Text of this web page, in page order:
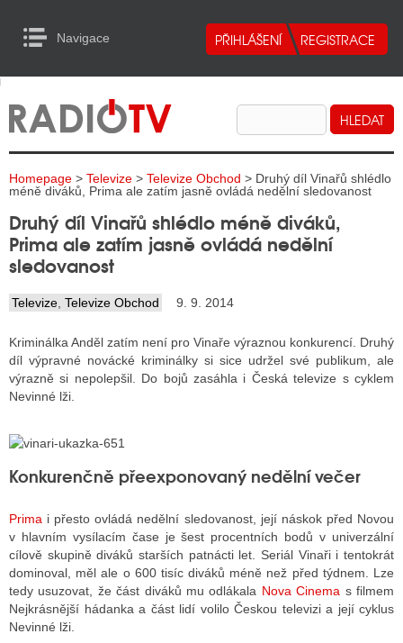
Navigace
RADIA
TELEVIZE
INTERNET
TISK
RÁDIÍ
VYSÍLAČE
VYSÍLAČE
INTERNET
RÁDIA
to Content
Homepage > Televize > Televize Obchod > Druhý díl Vinařů shlédlo
méně diváků, Prima ale zatím jasně ovládá nedělní sledovanost
Druhý díl Vinařů shlédlo méně diváků,
Prima ale zatím jasně ovládá nedělní
sledovanost
Televize Televize Obchod 9. 9. 2014
Kriminálka Anděl zatím není pro Vinaře výraznou konkurencí. Druhý
díl výpravné novácké kriminálky si sice udržel své publikum, ale
výrazně si nepolepšil. Do bojů zasáhla i Česká televize s cyklem
Nevinné lži.
Konkurenčně přeexponovaný nedělní večer
Prima i přesto ovládá nedělní sledovanost, její náskok před Novou
v hlavním vysílacím čase je šest procentních bodů v univerzální
cílově skupině diváků starších patnácti let. Seriál Vinaři i tentokrát
dominoval, měl ale o 600 tisíc diváků méně než před týdnem. Lze
tedy usuzovat, že část diváků mu odlákala Nova Cinema s filmem
Nejkrásnější hádanka a část lidí volilo Českou televizi a její cyklus
Nevinné lži.